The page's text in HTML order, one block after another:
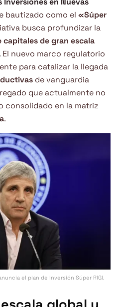
bautizado como el «Súper
busca profundizar la
capitales de gran escala
. El nuevo marco regulatorio
para catalizar la llegada
de vanguardia
que actualmente no
consolidado en la matriz
.
el plan de inversión Súper RIGI.